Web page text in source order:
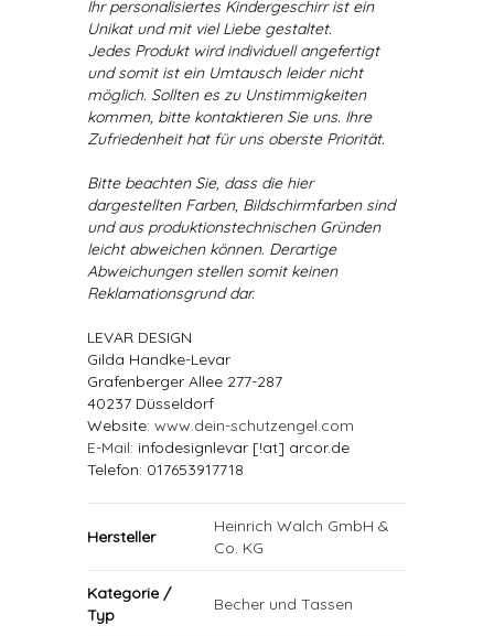
Ihr personalisiertes Kindergeschirr ist ein
Unikat und mit viel Liebe gestaltet.
Jedes Produkt wird individuell angefertigt
und somit ist ein Umtausch leider nicht
möglich. Sollten es zu Unstimmigkeiten
kommen, bitte kontaktieren Sie uns. Ihre
Zufriedenheit hat für uns oberste Priorität.
Bitte beachten Sie, dass die hier
dargestellten Farben, Bildschirmfarben sind
und aus produktionstechnischen Gründen
leicht abweichen können. Derartige
Abweichungen stellen somit keinen
Reklamationsgrund dar.
LEVAR DESIGN
Gilda Handke-Levar
Grafenberger Allee 277-287
40237 Düsseldorf
Website: www.dein-schutzengel.com
E-Mail: infodesignlevar [!at] arcor.de
Telefon: 017653917718
Hersteller
Heinrich Walch GmbH &
Co. KG
Kategorie /
Typ
Becher und Tassen